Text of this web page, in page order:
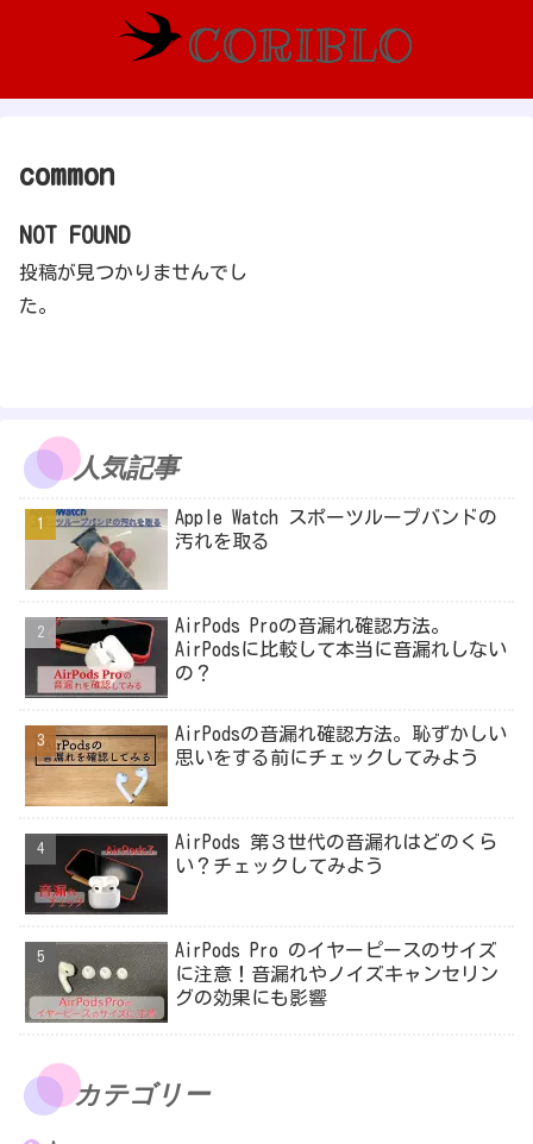
common
NOT FOUND
投稿が見つかりませんでし
た。
人気記事
Apple Watch スポーツループバンドの
汚れを取る
AirPods Proの音漏れ確認方法。
AirPodsに比較して本当に音漏れしない
の？
AirPodsの音漏れ確認方法。恥ずかしい
思いをする前にチェックしてみよう
AirPods 第３世代の音漏れはどのくら
い？チェックしてみよう
AirPods Pro のイヤーピースのサイズ
に注意！音漏れやノイズキャンセリン
グの効果にも影響
カテゴリー